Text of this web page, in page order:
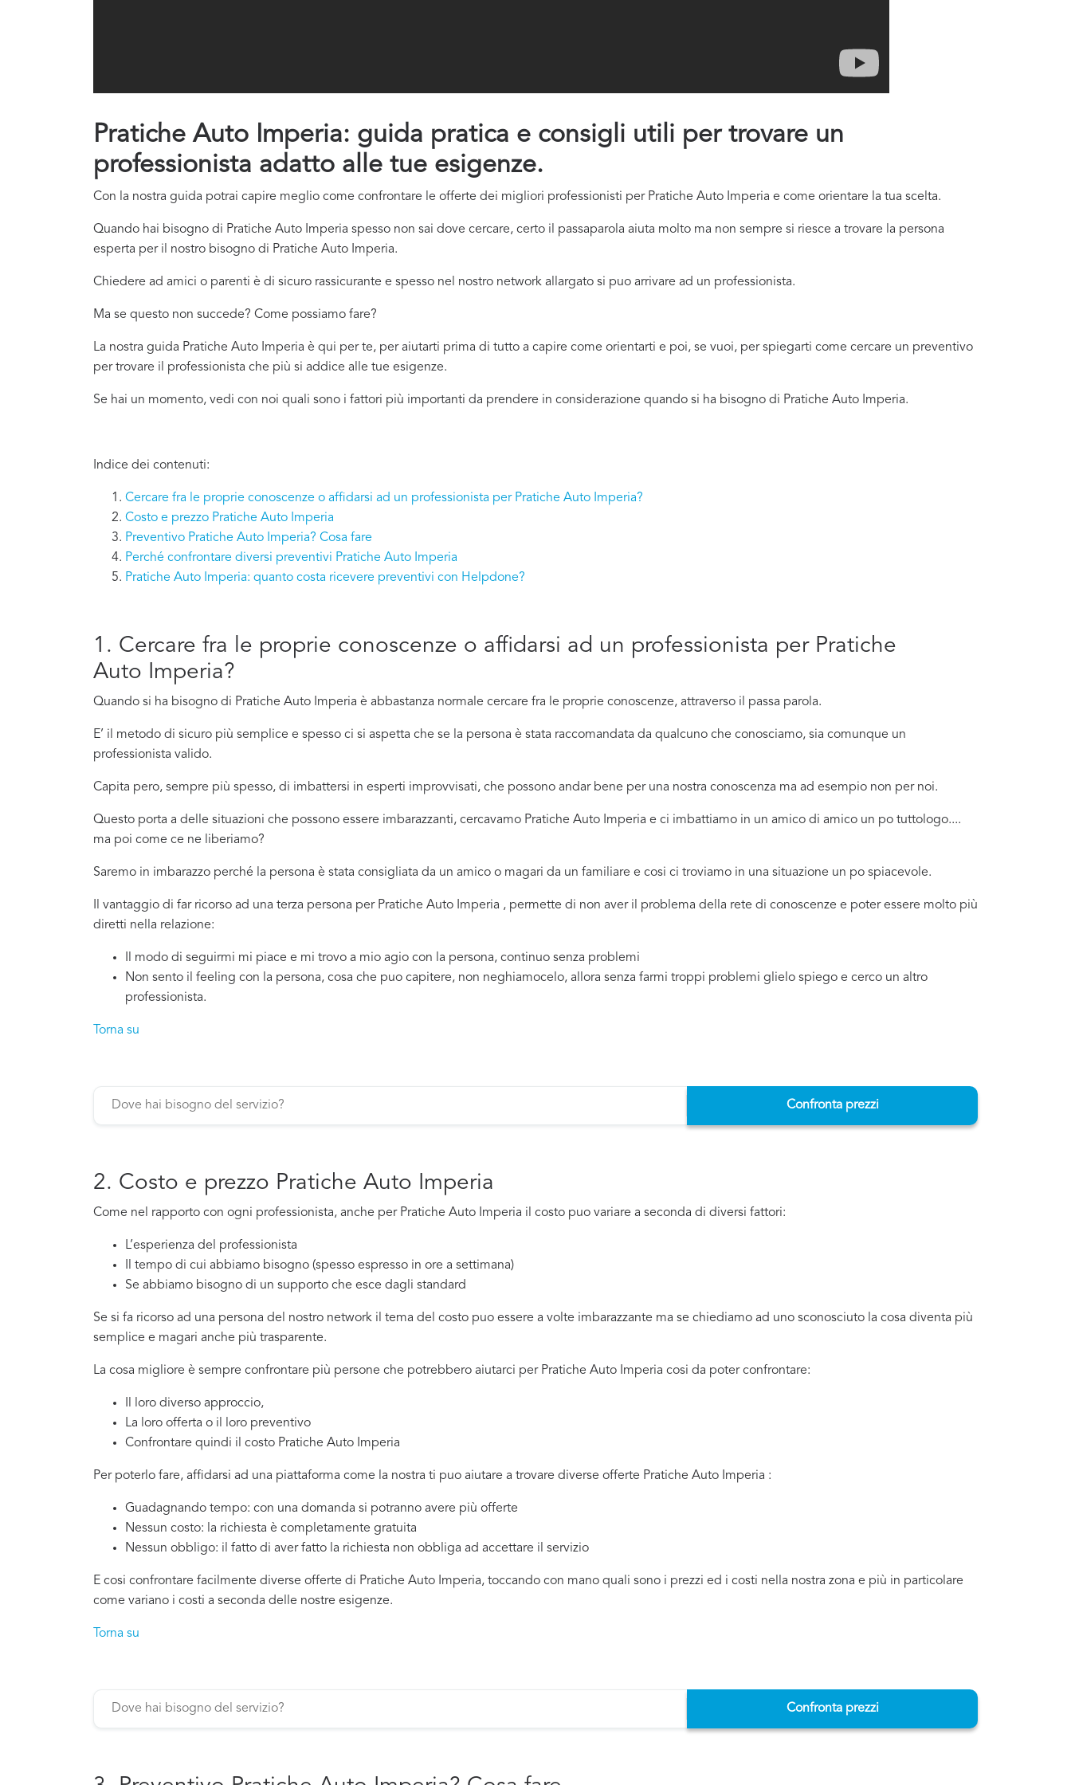
Pratiche Auto Imperia: guida pratica e consigli utili per trovare un
professionista adatto alle tue esigenze.
Con la nostra guida potrai capire meglio come confrontare le offerte dei migliori professionisti per Pratiche Auto Imperia e come orientare la tua scelta.
Quando hai bisogno di Pratiche Auto Imperia spesso non sai dove cercare, certo il passaparola aiuta molto ma non sempre si riesce a trovare la persona
esperta per il nostro bisogno di Pratiche Auto Imperia.
Chiedere ad amici o parenti è di sicuro rassicurante e spesso nel nostro network allargato si puo arrivare ad un professionista.
Ma se questo non succede? Come possiamo fare?
La nostra guida Pratiche Auto Imperia è qui per te, per aiutarti prima di tutto a capire come orientarti e poi, se vuoi, per spiegarti come cercare un preventivo
per trovare il professionista che più si addice alle tue esigenze.
Se hai un momento, vedi con noi quali sono i fattori più importanti da prendere in considerazione quando si ha bisogno di Pratiche Auto Imperia.
Indice dei contenuti:
Cercare fra le proprie conoscenze o affidarsi ad un professionista per Pratiche Auto Imperia?
Costo e prezzo Pratiche Auto Imperia
Preventivo Pratiche Auto Imperia? Cosa fare
Perché confrontare diversi preventivi Pratiche Auto Imperia
Pratiche Auto Imperia: quanto costa ricevere preventivi con Helpdone?
1. Cercare fra le proprie conoscenze o affidarsi ad un professionista per Pratiche
Auto Imperia?
Quando si ha bisogno di Pratiche Auto Imperia è abbastanza normale cercare fra le proprie conoscenze, attraverso il passa parola.
E’ il metodo di sicuro più semplice e spesso ci si aspetta che se la persona è stata raccomandata da qualcuno che conosciamo, sia comunque un
professionista valido.
Capita pero, sempre più spesso, di imbattersi in esperti improvvisati, che possono andar bene per una nostra conoscenza ma ad esempio non per noi.
Questo porta a delle situazioni che possono essere imbarazzanti, cercavamo Pratiche Auto Imperia e ci imbattiamo in un amico di amico un po tuttologo....
ma poi come ce ne liberiamo?
Saremo in imbarazzo perché la persona è stata consigliata da un amico o magari da un familiare e cosi ci troviamo in una situazione un po spiacevole.
Il vantaggio di far ricorso ad una terza persona per Pratiche Auto Imperia , permette di non aver il problema della rete di conoscenze e poter essere molto più
diretti nella relazione:
Il modo di seguirmi mi piace e mi trovo a mio agio con la persona, continuo senza problemi
Non sento il feeling con la persona, cosa che puo capitere, non neghiamocelo, allora senza farmi troppi problemi glielo spiego e cerco un altro
professionista.
Torna su
Confronta prezzi
2. Costo e prezzo Pratiche Auto Imperia
Come nel rapporto con ogni professionista, anche per Pratiche Auto Imperia il costo puo variare a seconda di diversi fattori:
L’esperienza del professionista
Il tempo di cui abbiamo bisogno (spesso espresso in ore a settimana)
Se abbiamo bisogno di un supporto che esce dagli standard
Se si fa ricorso ad una persona del nostro network il tema del costo puo essere a volte imbarazzante ma se chiediamo ad uno sconosciuto la cosa diventa più
semplice e magari anche più trasparente.
La cosa migliore è sempre confrontare più persone che potrebbero aiutarci per Pratiche Auto Imperia cosi da poter confrontare:
Il loro diverso approccio,
La loro offerta o il loro preventivo
Confrontare quindi il costo Pratiche Auto Imperia
Per poterlo fare, affidarsi ad una piattaforma come la nostra ti puo aiutare a trovare diverse offerte Pratiche Auto Imperia :
Guadagnando tempo: con una domanda si potranno avere più offerte
Nessun costo: la richiesta è completamente gratuita
Nessun obbligo: il fatto di aver fatto la richiesta non obbliga ad accettare il servizio
E cosi confrontare facilmente diverse offerte di Pratiche Auto Imperia, toccando con mano quali sono i prezzi ed i costi nella nostra zona e più in particolare
come variano i costi a seconda delle nostre esigenze.
Torna su
Confronta prezzi